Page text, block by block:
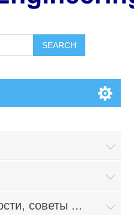
советы ...